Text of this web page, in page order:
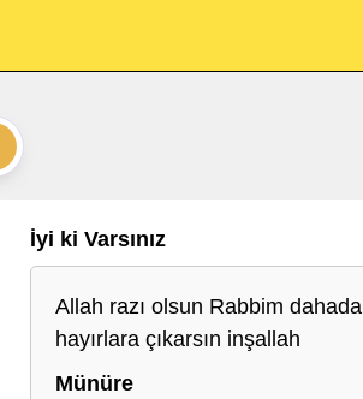
İyi ki Varsınız
Allah razı olsun Rabbim dahada
hayırlara çıkarsın inşallah
Münüre